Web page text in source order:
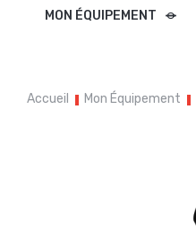
MON ÉQUIPEMENT
Accueil Mon Équipement